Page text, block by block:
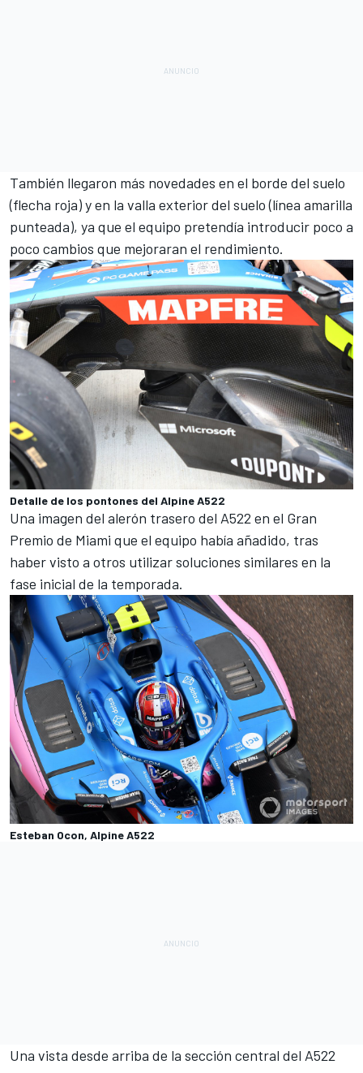
También llegaron más novedades en el borde del suelo
(flecha roja) y en la valla exterior del suelo (línea amarilla
punteada), ya que el equipo pretendía introducir poco a
poco cambios que mejoraran el rendimiento.
Detalle de los pontones del Alpine A522
Una imagen del alerón trasero del A522 en el Gran
Premio de Miami que el equipo había añadido, tras
haber visto a otros utilizar soluciones similares en la
fase inicial de la temporada.
Esteban Ocon, Alpine A522
Una vista desde arriba de la sección central del A522